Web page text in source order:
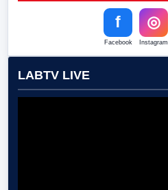
f
Facebook
◎
Instagram
LABTV LIVE